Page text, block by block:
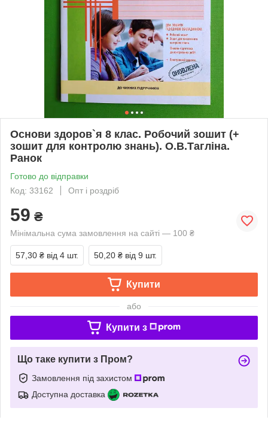
Основи здоров`я 8 клас. Робочий зошит (+
зошит для контролю знань). О.В.Тагліна.
Ранок
Готово до відправки
Код: 33162
Опт і роздріб
59 ₴
Мінімальна сума замовлення на сайті — 100 ₴
57,30 ₴ від 4 шт. 50,20 ₴ від 9 шт.
Купити
або
Купити з
Що таке купити з Пром?
Замовлення під захистом
Доступна доставка